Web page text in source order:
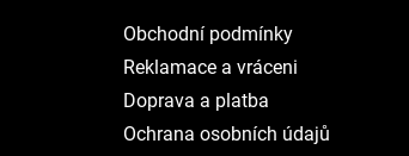
Obchodní podmínky
Reklamace a vráceni
Doprava a platba
Ochrana osobních údajů